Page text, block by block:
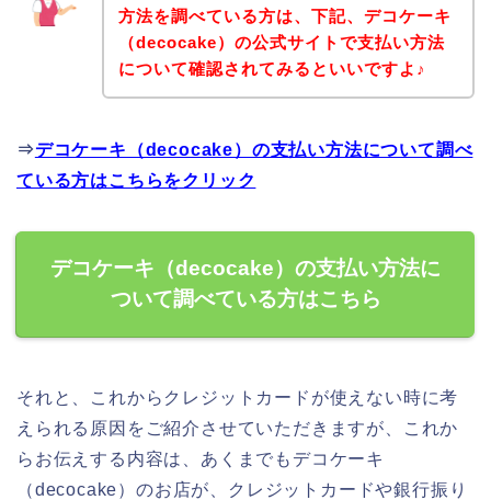
方法を調べている方は、下記、デコケーキ
（decocake）の公式サイトで支払い方法
について確認されてみるといいですよ♪
⇒デコケーキ（decocake）の支払い方法について調べ
ている方はこちらをクリック
デコケーキ（decocake）の支払い方法に
ついて調べている方はこちら
それと、これからクレジットカードが使えない時に考
えられる原因をご紹介させていただきますが、これか
らお伝えする内容は、あくまでもデコケーキ
（decocake）のお店が、クレジットカードや銀行振り